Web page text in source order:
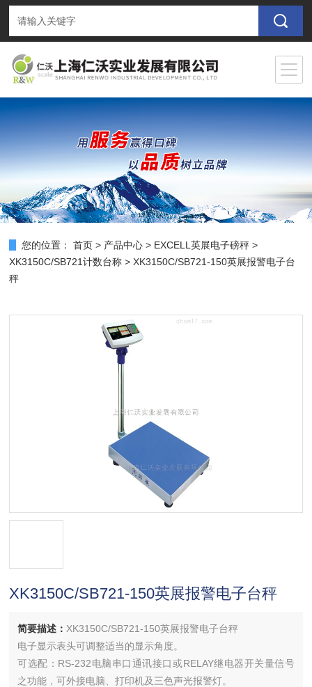
您的位置： 首页 > 产品中心 > EXCELL英展电子磅秤 >
XK3150C/SB721计数台称 > XK3150C/SB721-150英展报警电子台
秤
XK3150C/SB721-150英展报警电子台秤
简要描述： XK3150C/SB721-150英展报警电子台秤
电子显示表头可调整适当的显示角度。
可选配：RS-232电脑串口通讯接口或RELAY继电器开关量信号
之功能，可外接电脑、打印机及三色声光报警灯。